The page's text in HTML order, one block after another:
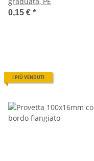
0,15 € *
I PIÙ VENDUTI